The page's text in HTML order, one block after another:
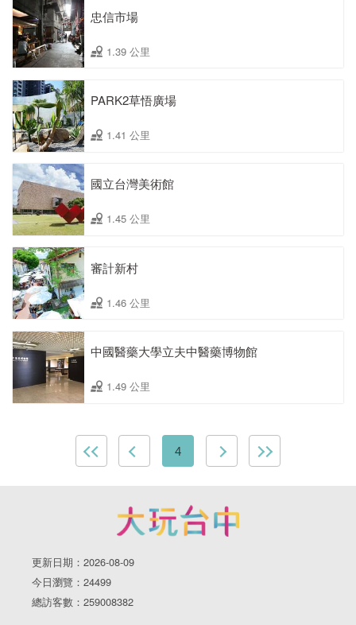
忠信市場
1.39 公里
PARK2草悟廣場
1.41 公里
國立台灣美術館
1.45 公里
審計新村
1.46 公里
中國醫藥大學立夫中醫藥博物館
1.49 公里
4
更新日期：2026-08-09
今日瀏覽：24499
總訪客數：259008382